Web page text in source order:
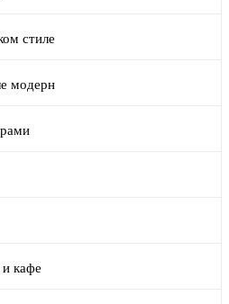
стиле
модерн
кафе